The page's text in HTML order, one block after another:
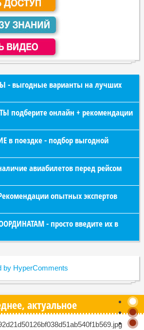
- выгодные варианты на лучших
подберите онлайн + рекомендации
в поездке - подбор выгодной
авиабилетов перед рейсом
опытных экспертов
- просто введите их в
by HyperComments
актуальное